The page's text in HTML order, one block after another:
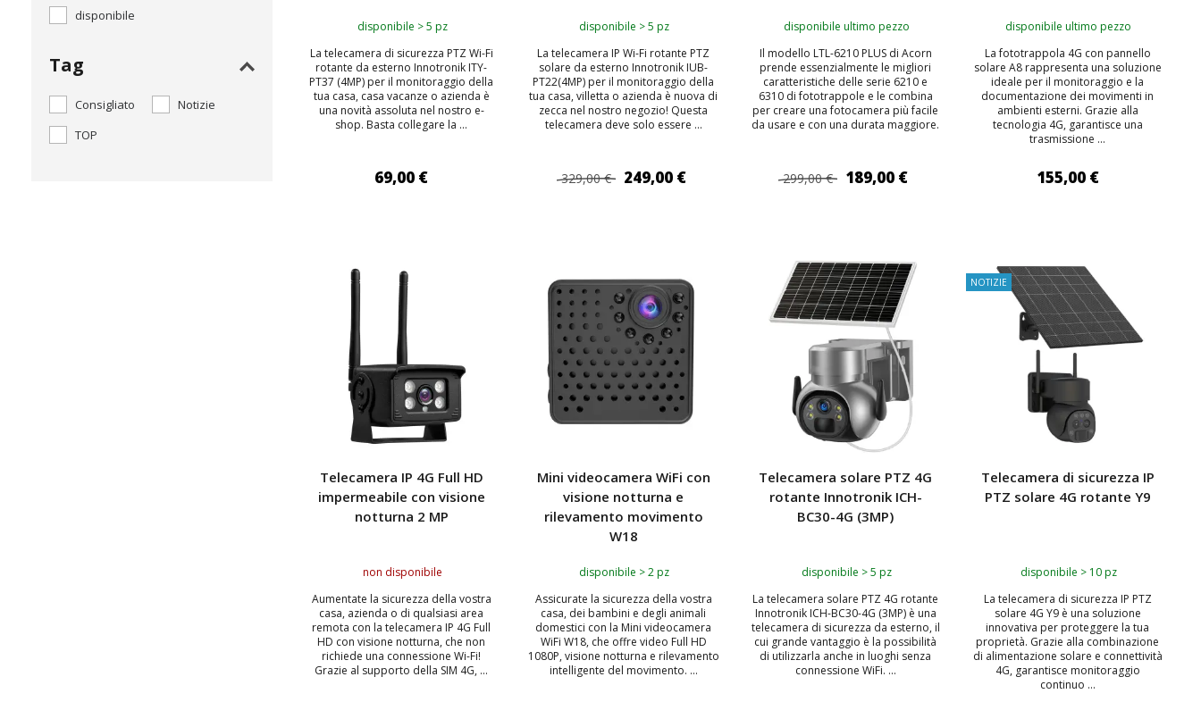
disponibile > 5 pz
La telecamera di sicurezza PTZ Wi-Fi
rotante da esterno Innotronik ITY-
PT37 (4MP) per il monitoraggio della
tua casa, casa vacanze o azienda è
una novità assoluta nel nostro e-
shop. Basta collegare la ...
69,00 €
disponibile > 5 pz
La telecamera IP Wi-Fi rotante PTZ
solare da esterno Innotronik IUB-
PT22(4MP) per il monitoraggio della
tua casa, villetta o azienda è nuova di
zecca nel nostro negozio! Questa
telecamera deve solo essere ...
329,00 € 249,00 €
disponibile ultimo pezzo
Il modello LTL-6210 PLUS di Acorn
prende essenzialmente le migliori
caratteristiche delle serie 6210 e
6310 di fototrappole e le combina
per creare una fotocamera più facile
da usare e con una durata maggiore.
299,00 € 189,00 €
disponibile ultimo pezzo
La fototrappola 4G con pannello
solare A8 rappresenta una soluzione
ideale per il monitoraggio e la
documentazione dei movimenti in
ambienti esterni. Grazie alla
tecnologia 4G, garantisce una
trasmissione ...
155,00 €
Telecamera IP 4G Full HD
impermeabile con visione
notturna 2 MP
non disponibile
Aumentate la sicurezza della vostra
casa, azienda o di qualsiasi area
remota con la telecamera IP 4G Full
HD con visione notturna, che non
richiede una connessione Wi-Fi!
Grazie al supporto della SIM 4G, ...
Mini videocamera WiFi con
visione notturna e
rilevamento movimento
W18
disponibile > 2 pz
Assicurate la sicurezza della vostra
casa, dei bambini e degli animali
domestici con la Mini videocamera
WiFi W18, che offre video Full HD
1080P, visione notturna e rilevamento
intelligente del movimento. ...
Telecamera solare PTZ 4G
rotante Innotronik ICH-
BC30-4G (3MP)
disponibile > 5 pz
La telecamera solare PTZ 4G rotante
Innotronik ICH-BC30-4G (3MP) è una
telecamera di sicurezza da esterno, il
cui grande vantaggio è la possibilità
di utilizzarla anche in luoghi senza
connessione WiFi. ...
NOTIZIE
Telecamera di sicurezza IP
PTZ solare 4G rotante Y9
disponibile > 10 pz
La telecamera di sicurezza IP PTZ
solare 4G Y9 è una soluzione
innovativa per proteggere la tua
proprietà. Grazie alla combinazione
di alimentazione solare e connettività
4G, garantisce monitoraggio
continuo ...
disponibile
Tag
Consigliato
Notizie
TOP